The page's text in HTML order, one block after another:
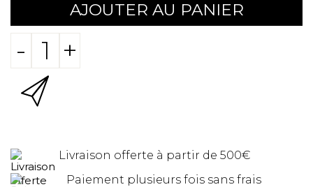
AJOUTER AU PANIER
- +
Livraison offerte à partir de 500€
Paiement plusieurs fois sans frais